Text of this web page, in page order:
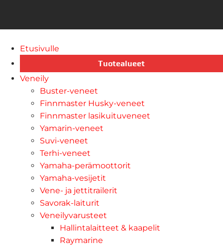
Etusivulle
Tuotealueet
Veneily
Buster-veneet
Finnmaster Husky-veneet
Finnmaster lasikuituveneet
Yamarin-veneet
Suvi-veneet
Terhi-veneet
Yamaha-perämoottorit
Yamaha-vesijetit
Vene- ja jettitrailerit
Savorak-laiturit
Veneilyvarusteet
Hallintalaitteet & kaapelit
Raymarine